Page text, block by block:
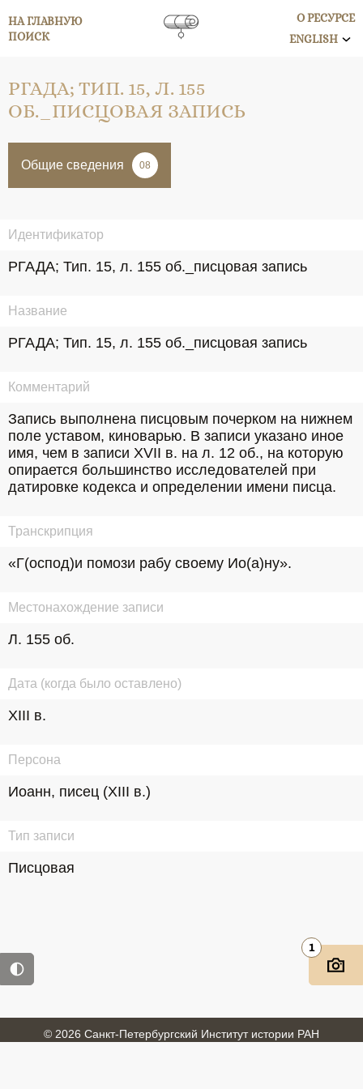
НА ГЛАВНУЮ
ПОИСК
О РЕСУРСЕ
ENGLISH
РГАДА; ТИП. 15, Л. 155
ОБ._ПИСЦОВАЯ ЗАПИСЬ
Общие сведения 08
Идентификатор
РГАДА; Тип. 15, л. 155 об._писцовая запись
Название
РГАДА; Тип. 15, л. 155 об._писцовая запись
Комментарий
Запись выполнена писцовым почерком на нижнем
поле уставом, киноварью. В записи указано иное
имя, чем в записи XVII в. на л. 12 об., на которую
опирается большинство исследователей при
датировке кодекса и определении имени писца.
Транскрипция
«Г(оспод)и помози рабу своему Ио(а)ну».
Местонахождение записи
Л. 155 об.
Дата (когда было оставлено)
XIII в.
Персона
Иоанн, писец (XIII в.)
Тип записи
Писцовая
1
© 2026 Санкт-Петербургский Институт истории РАН